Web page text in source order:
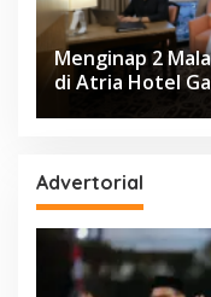
Menginap 2
di Atria Hotel
Advertorial